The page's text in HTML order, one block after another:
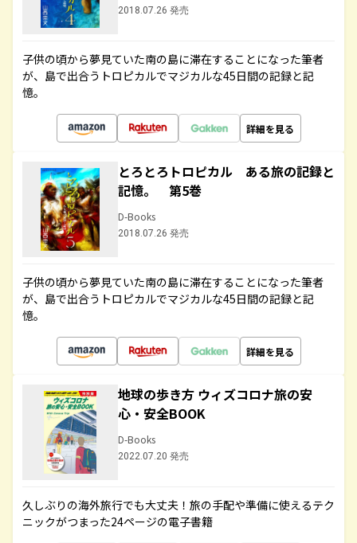
2018.07.26 発売
子供の頃から夢見ていた南の島に滞在することになった筆者
が、島で出合うトロピカルでマジカルな45日間の記録と記
憶。
詳細を見る
とろとろトロピカル ある旅の記録と
記憶。 第5巻
D-Books
2018.07.26 発売
子供の頃から夢見ていた南の島に滞在することになった筆者
が、島で出合うトロピカルでマジカルな45日間の記録と記
憶。
詳細を見る
地球の歩き方 ウィズコロナ旅の安
心・安全BOOK
D-Books
2022.07.20 発売
久しぶりの海外旅行でも大丈夫！旅の手配や準備に使えるテク
ニックがつまった24ページの電子書籍